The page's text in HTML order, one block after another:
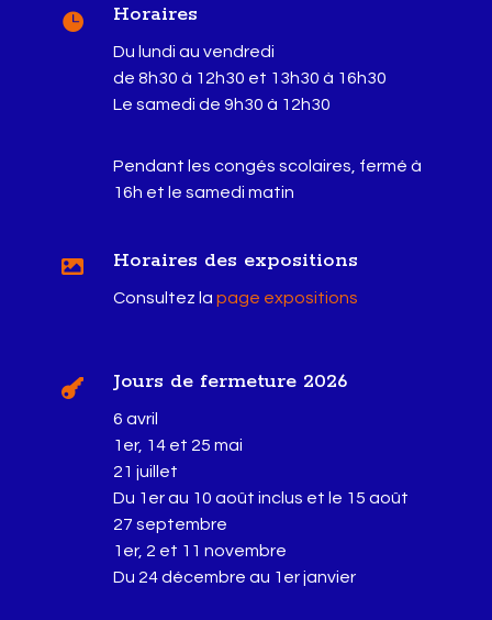
 Horaires
Du lundi au vendredi
de 8h30 à 12h30 et 13h30 à 16h30
Le samedi de 9h30 à 12h30
Pendant les congés scolaires, fermé à
16h et le samedi matin
 Horaires des expositions
Consultez la page expositions
 Jours de fermeture 2026
6 avril
1er, 14 et 25 mai
21 juillet
Du 1er au 10 août inclus et le 15 août
27 septembre
1er, 2 et 11 novembre
Du 24 décembre au 1er janvier